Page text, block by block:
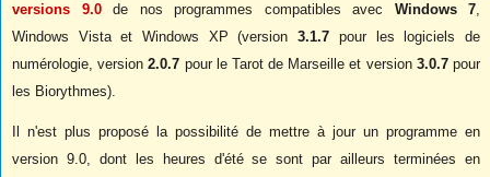
versions 9.0de nos programmes compatibles avec Windows 7,
Windows Vista et Windows XP (version3.1.7 pour les logiciels de
numérologie, version2.0.7 pour le Tarot de Marseille et version 3.0.7pour
les Biorythmes).
Il n'est plus proposé la possibilité de mettre à jour un programme en
version 9.0, dont les heures d'été se sont par ailleurs terminées en